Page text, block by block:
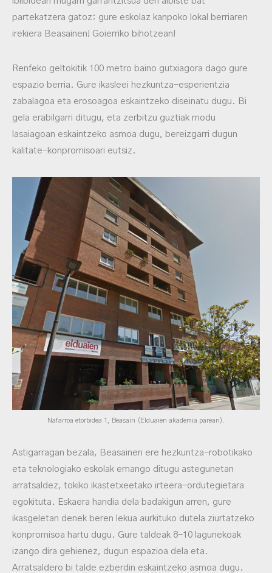
partekatzera gatoz: gure eskolaz kanpoko lokal berriaren
irekiera Beasainen! Goierriko bihotzean!
Renfeko geltokitik 100 metro baino gutxiagora dago gure
espazio berria. Gure ikasleei hezkuntza-esperientzia
zabalagoa eta erosoagoa eskaintzeko diseinatu dugu. Bi
gela erabilgarri ditugu, eta zerbitzu guztiak modu
lasaiagoan eskaintzeko asmoa dugu, bereizgarri dugun
kalitate-konpromisoari eutsiz.
Nafarroa etorbidea 1, Beasain (Elduaien akademia parean).
Astigarragan bezala, Beasainen ere hezkuntza-robotikako
eta teknologiako eskolak emango ditugu astegunetan
arratsaldez, tokiko ikastetxeetako irteera-ordutegietara
egokituta. Eskaera handia dela badakigun arren, gure
ikasgeletan denek beren lekua aurkituko dutela ziurtatzeko
konpromisoa hartu dugu. Gure taldeak 8-10 lagunekoak
izango dira gehienez, dugun espazioa dela eta.
Arratsaldero bi talde ezberdin eskaintzeko asmoa dugu.